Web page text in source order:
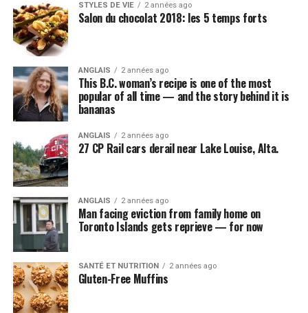
STYLES DE VIE 2 années ago
Salon du chocolat 2018: les 5 temps forts
ANGLAIS 2 années ago
This B.C. woman’s recipe is one of the most
popular of all time — and the story behind it is
bananas
ANGLAIS 2 années ago
27 CP Rail cars derail near Lake Louise, Alta.
ANGLAIS 2 années ago
Man facing eviction from family home on
Toronto Islands gets reprieve — for now
SANTÉ ET NUTRITION 2 années ago
Gluten-Free Muffins